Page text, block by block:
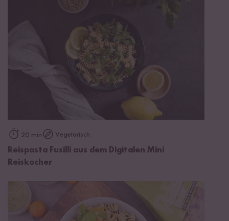
20 min Vegetarisch
Reispasta Fusilli aus dem Digitalen Mini
Reiskocher